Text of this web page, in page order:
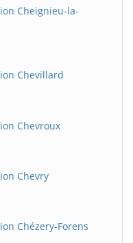
Cheignieu-la-
Chevillard
Chevroux
Chevry
Chézery-Forens